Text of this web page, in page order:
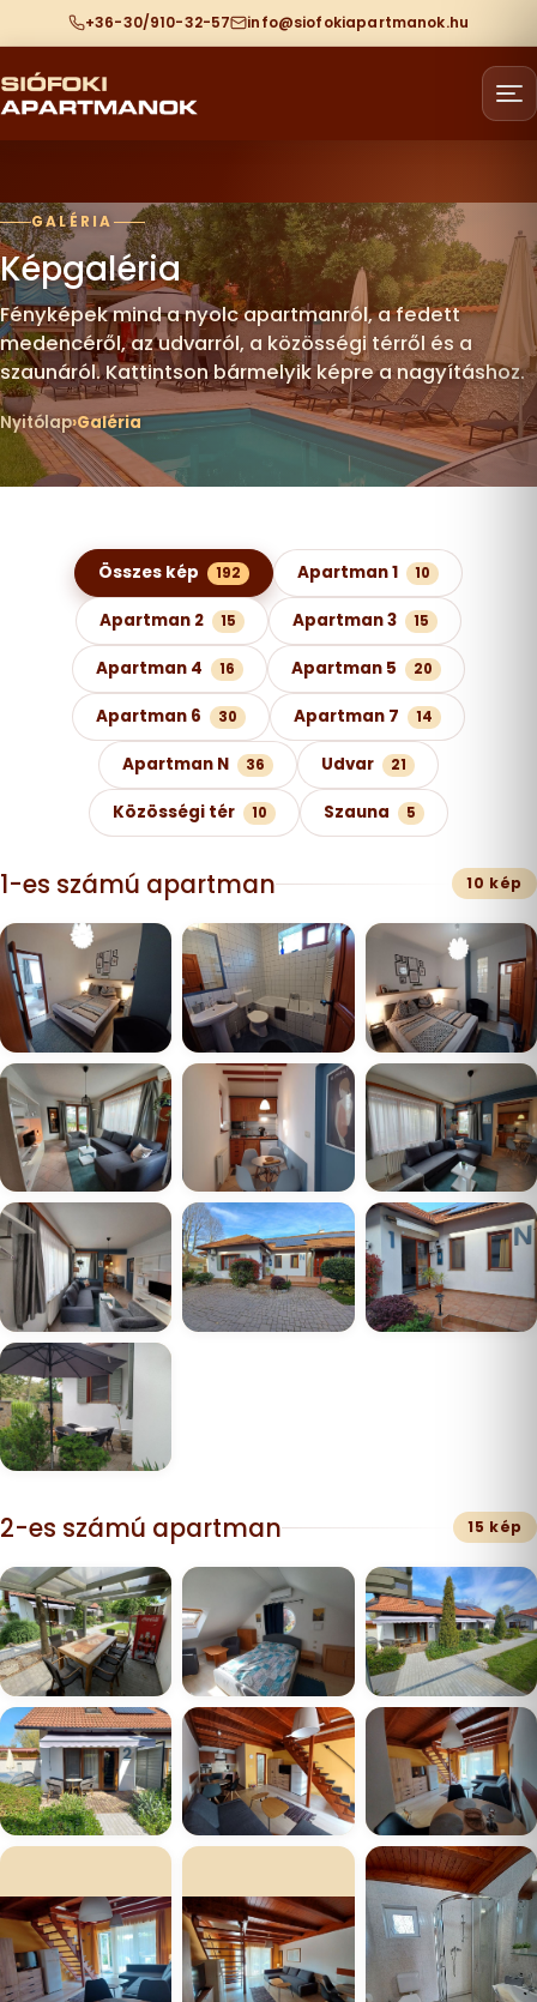
+36-30/910-32-57 info@siofokiapartmanok.hu
GALÉRIA
Képgaléria
Fényképek mind a nyolc apartmanról, a fedett
medencéről, az udvarról, a közösségi térről és a
szaunáról. Kattintson bármelyik képre a nagyításhoz.
Nyitólap Galéria
Képgaléria kategóriák szerint
Összes kép 192 Apartman 1 10
Apartman 2 15 Apartman 3 15
Apartman 4 16 Apartman 5 20
Apartman 6 30 Apartman 7 14
Apartman N 36 Udvar 21
Közösségi tér 10 Szauna 5
1-es számú apartman 10 kép
2-es számú apartman 15 kép